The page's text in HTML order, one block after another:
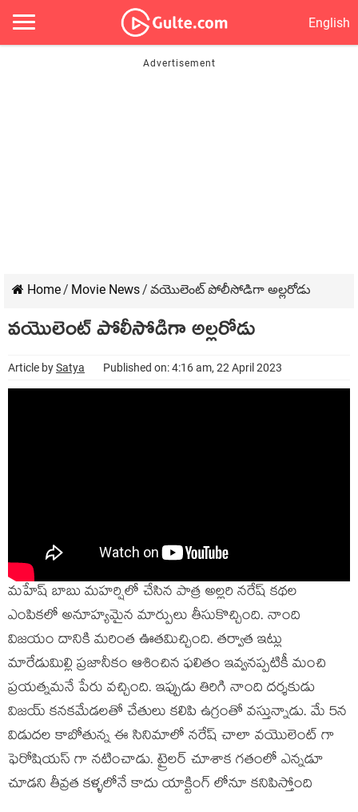
English
Home/ Movie News/ వయొలెంట్ పోలీసోడిగా అల్లరోడు
వయొలెంట్ పోలీసోడిగా అల్లరోడు
Article bySatya Published on: 4:16 am, 22 April 2023
మహేష్ బాబు మహర్షిలో చేసిన పాత్ర అల్లరి నరేష్ కథల
ఎంపికలో అనూహ్యమైన మార్పులు తీసుకొచ్చింది. నాంది
విజయం దానికి మరింత ఊతమిచ్చింది. తర్వాత ఇట్లు
మారేడుమిల్లి ప్రజానీకం ఆశించిన ఫలితం ఇవ్వనప్పటికీ మంచి
ప్రయత్నమనే పేరు వచ్చింది. ఇప్పుడు తిరిగి నాంది దర్శకుడు
విజయ్ కనకమేడలతో చేతులు కలిపి ఉగ్రంతో వస్తున్నాడు. మే 5న
విడుదల కాబోతున్న ఈ సినిమాలో నరేష్ చాలా వయొలెంట్ గా
ఫెరోషియస్ గా నటించాడు. ట్రైలర్ చూశాక గతంలో ఎన్నడూ
చూడని తీవ్రత కళ్ళలోనే కాదు యాక్టింగ్ లోనూ కనిపిస్తోంది